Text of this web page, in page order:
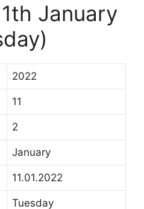
January
2022
11
2
January
11.01.2022
Tuesday